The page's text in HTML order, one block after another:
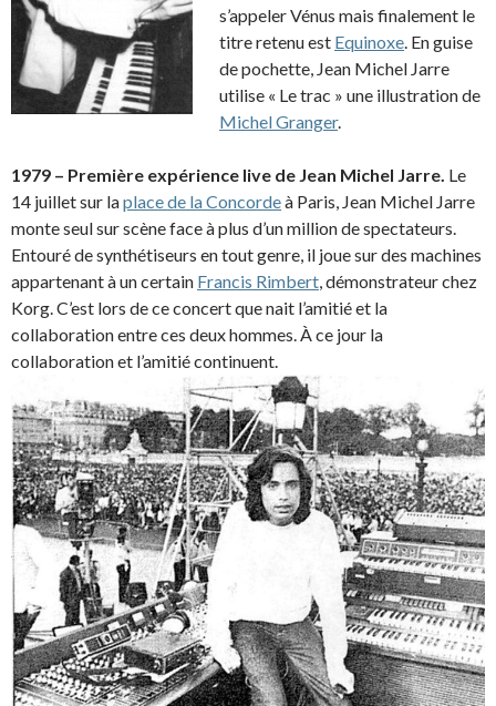
s’appeler Vénus mais finalement le
titre retenu est Equinoxe. En guise
de pochette, Jean Michel Jarre
utilise « Le trac » une illustration de
Michel Granger.
1979 – Première expérience live de Jean Michel Jarre. Le
14 juillet sur laplace de la Concordeà Paris, Jean Michel Jarre
monte seul sur scène face à plus d’un million de spectateurs.
Entouré de synthétiseurs en tout genre, il joue sur des machines
appartenant à un certain Francis Rimbert, démonstrateur chez
Korg. C’est lors de ce concert que nait l’amitié et la
collaboration entre ces deux hommes. À ce jour la
collaboration et l’amitié continuent.